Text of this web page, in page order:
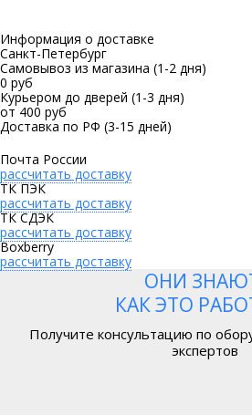
Информация о доставке
Санкт-Петербург
Самовывоз из магазина (1-2 дня)
0 руб
Курьером до дверей (1-3 дня)
от 400 руб
Доставка по РФ (3-15 дней)
Почта России
рассчитать доставку
ТК ПЭК
рассчитать доставку
ТК СДЭК
рассчитать доставку
Boxberry
рассчитать доставку
ОНИ
КАК ЭТО
Получите консультацию по
экспертов